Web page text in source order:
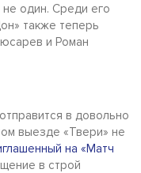
один. Среди его
также теперь
и Роман
в довольно
выезде «Твери» не
на «Матч
в строй